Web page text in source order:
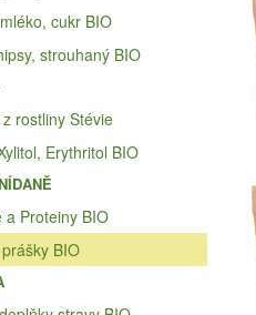
cukr BIO
strouhaný BIO
rostliny Stévie
Erythritol BIO
a Proteiny BIO
BIO